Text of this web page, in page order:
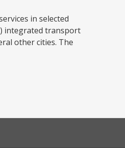
in selected
integrated transport
other cities. The